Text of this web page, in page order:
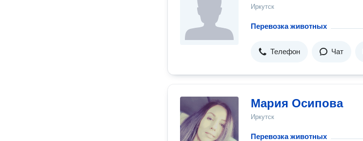
Иркутск
Перевозка животных
Телефон Чат
Мария Осипова
Иркутск
Перевозка животных